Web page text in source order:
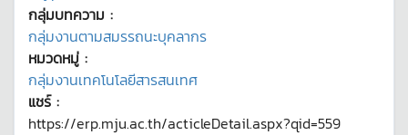
กลุ่มบทความ :
กลุ่มงานตามสมรรถนะบุคลากร
หมวดหมู่ :
กลุ่มงานเทคโนโลยีสารสนเทศ
แชร์ :
https://erp.mju.ac.th/acticleDetail.aspx?qid=559